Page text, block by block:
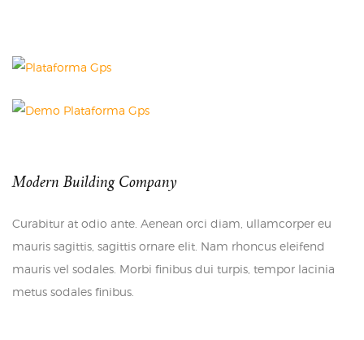
Modern Building Company
Curabitur at odio ante. Aenean orci diam, ullamcorper eu
mauris sagittis, sagittis ornare elit. Nam rhoncus eleifend
mauris vel sodales. Morbi finibus dui turpis, tempor lacinia
metus sodales finibus.